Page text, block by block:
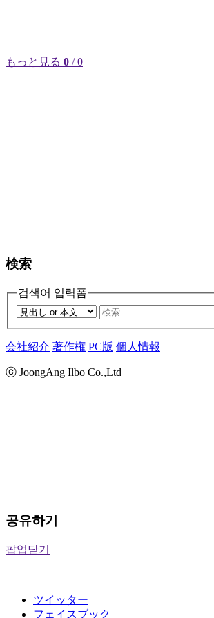
もっと見る 0 / 0
検索
검색어 입력폼
会社紹介 著作権 PC版 個人情報
ⓒ JoongAng Ilbo Co.,Ltd
공유하기
팝업닫기
ツイッター
フェイスブック